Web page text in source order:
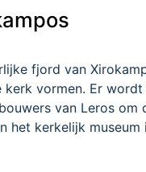
fjord van
vormen. Er
van Leros om
het kerkelijk museum